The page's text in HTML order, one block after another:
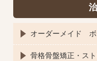
オーダーメイド ボ
骨格骨盤矯正・ス